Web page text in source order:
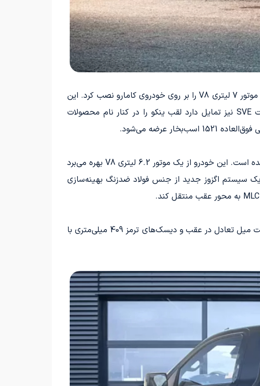
نام ینکو به دون ینکو، راننده و طراح معروف شورولت در دهه 60 میلادی تعلق دارد، کسی که برای نخستین بار موتور 7 لیتری V8 را بر روی خودروی کامارو نصب کرد. این
اقدام منجر به تصمیم جنرال موتورز برای تجهیز مدل‌های بالارده کامارو به این پیشرانه قدرتمند شد. شرکت SVE نیز تمایل دارد لقب ینکو را در کنار نام محصولات
سیلورادو Yenko/SC سوپرشارژر به صورت خاص بر مبنای طراحی اتاق تک‌کابین این پیکاپ آمریکایی ساخته شده است. این خودرو از یک موتور 6.2 لیتری V8 بهره می‌برد
سیستم اگزوز جدید از جنس فولاد ضدزنگ بهینه‌سازی
کاهش ارتفاع 51 و 127 میلی‌متری در جبهه و عقب، به همراه کمک‌فنرهای اسپرت تولید شده توسط Fox، تقویت میل تعادل در عقب و دیسک‌های ترمز 409 میلی‌متری با